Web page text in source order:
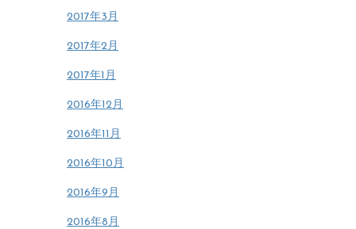
2017年3月
2017年2月
2017年1月
2016年12月
2016年11月
2016年10月
2016年9月
2016年8月